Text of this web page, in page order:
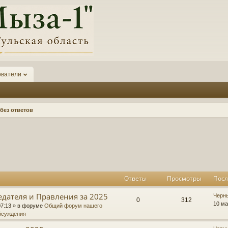
ответов
Ответы Просмотры
и Правления за 2025
» в форуме Общий форум нашего
0О 312П
П
о
л
10